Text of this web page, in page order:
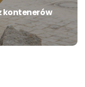
kontenerów